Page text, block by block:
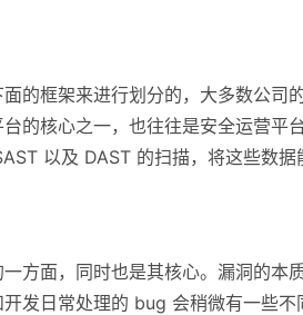
的框架来进行划分的，大多数公司
的核心之一，也往往是安全运营
以及 DAST 的扫描，将这些数据
方面，同时也是其核心。漏洞的
发日常处理的 bug 会稍微有一些